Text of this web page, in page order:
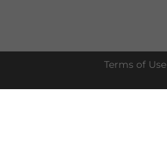
Terms of Use